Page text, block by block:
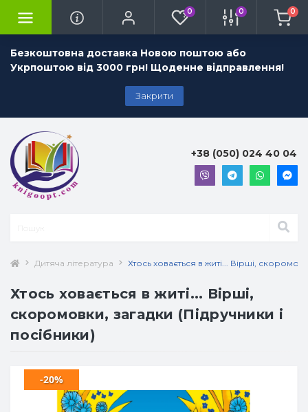
Безкоштовна доставка Новою поштою або
Укрпоштою від 3000 грн! Щоденне відправлення!
Закрити
0 0 0
+38 (050) 024 40 04
Дитяча література Хтось ховається в житі... Вірші,
Хтось ховається в житі... Вірші,
скоромовки, загадки (Підручники і
посібники)
-20%